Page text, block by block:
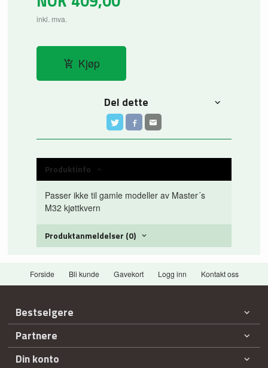
inkl. mva.
Kjøp
Del dette
Produktinfo
Passer ikke til gamle modeller av Master´s
M32 kjøttkvern
Produktanmeldelser (0)
Forside Bli kunde Gavekort Logg inn Kontakt oss
Bestselgere
Partnere
Din konto